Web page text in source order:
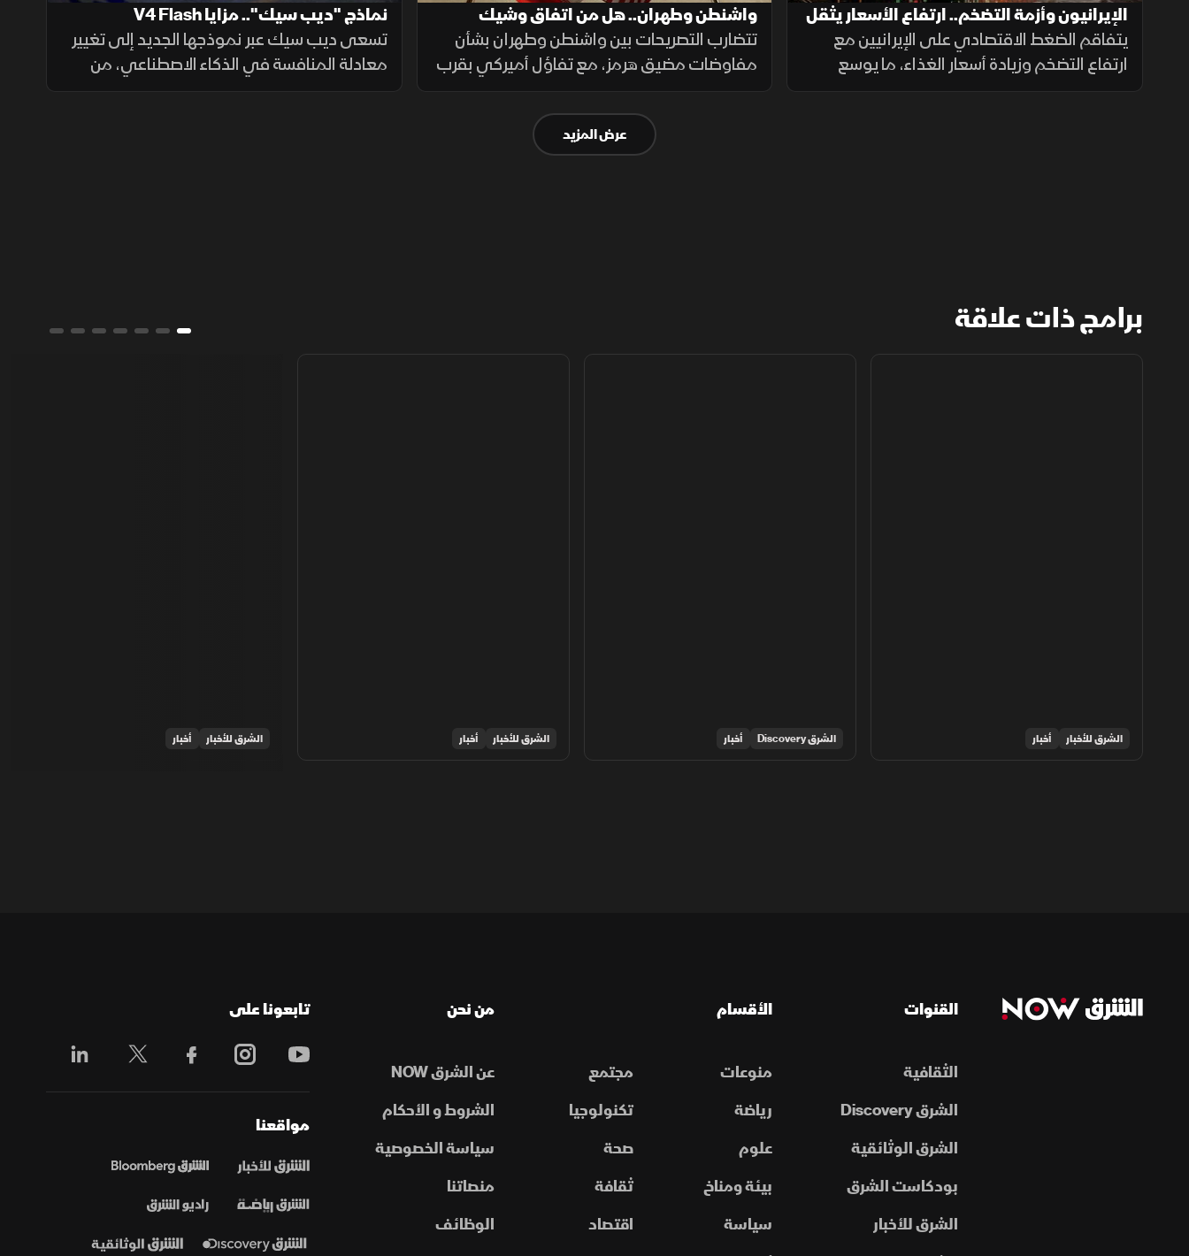
الإيرانيون وأزمة التضخم.. ارتفاع الأسعار يثقل
كاهل الأسر
يتفاقم الضغط الاقتصادي على الإيرانيين مع
ارتفاع التضخم وزيادة أسعار الغذاء، ما يوسع
الفجوة بين الشرائح الاجتماعية ويدفع الأسر إلى
واشنطن وطهران.. هل من اتفاق وشيك
تتضارب التصريحات بين واشنطن وطهران بشأن
مفاوضات مضيق هرمز، مع تفاؤل أميركي بقرب
اتفاق محتمل ونفي إيراني لمحادثات مباشرة،
بينما تستمر الوساطات الإقليمية لخفض التوتر.
نماذج "ديب سيك".. مزايا V4 Flash
تسعى ديب سيك عبر نموذجها الجديد إلى تغيير
معادلة المنافسة في الذكاء الاصطناعي، من
خلال خفض تكلفة الاستخدام مع الحفاظ على
عرض المزيد
برامج ذات علاقة
الشرق للأخبار أخبار الشرق Discovery أخبار الشرق للأخبار أخبار الشرق للأخبار أخبار
القنوات
الثقافية
الشرق Discovery
الشرق الوثائقية
بودكاست الشرق
الشرق للأخبار
الأقسام
منوعات
مجتمع
رياضة
تكنولوجيا
علوم
صحة
بيئة ومناخ
ثقافة
سياسة
اقتصاد
من نحن
عن الشرق NOW
الشروط و الأحكام
سياسة الخصوصية
منصاتنا
الوظائف
تابعونا على
مواقعنا